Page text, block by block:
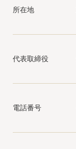
所在地
代表取締役
電話番号